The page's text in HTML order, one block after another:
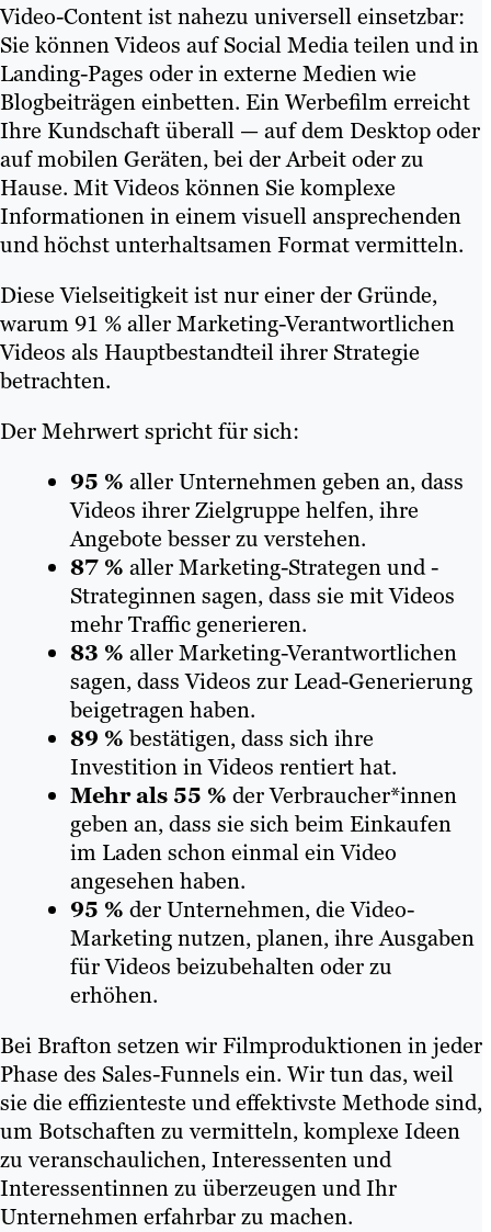
Video-Content ist nahezu universell einsetzbar:
Sie können Videos auf Social Media teilen und in
Landing-Pages oder in externe Medien wie
Blogbeiträgen einbetten. Ein Werbefilm erreicht
Ihre Kundschaft überall — auf dem Desktop oder
auf mobilen Geräten, bei der Arbeit oder zu
Hause. Mit Videos können Sie komplexe
Informationen in einem visuell ansprechenden
und höchst unterhaltsamen Format vermitteln.
Diese Vielseitigkeit ist nur einer der Gründe,
warum 91 % aller Marketing-Verantwortlichen
Videos als Hauptbestandteil ihrer Strategie
betrachten.
Der Mehrwert spricht für sich:
95 % aller Unternehmen geben an, dass
Videos ihrer Zielgruppe helfen, ihre
Angebote besser zu verstehen.
87 % aller Marketing-Strategen und -
Strateginnen sagen, dass sie mit Videos
mehr Traffic generieren.
83 % aller Marketing-Verantwortlichen
sagen, dass Videos zur Lead-Generierung
beigetragen haben.
89 %bestätigen, dass sich ihre
Investition in Videos rentiert hat.
Mehr als 55 % der Verbraucher*innen
geben an, dass sie sich beim Einkaufen
im Laden schon einmal ein Video
angesehen haben.
95 % der Unternehmen, die Video-
Marketing nutzen, planen, ihre Ausgaben
für Videos beizubehalten oder zu
erhöhen.
Bei Brafton setzen wir Filmproduktionen in jeder
Phase des Sales-Funnels ein. Wir tun das, weil
sie die effizienteste und effektivste Methode sind,
um Botschaften zu vermitteln, komplexe Ideen
zu veranschaulichen, Interessenten und
Interessentinnen zu überzeugen und Ihr
Unternehmen erfahrbar zu machen.